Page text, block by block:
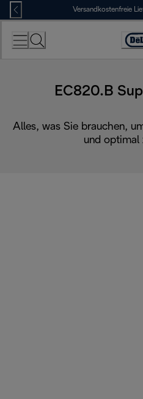
Skip
to
Content
Versandkostenfreie
EC820.B
Alles, was Sie brauchen,
und optimal